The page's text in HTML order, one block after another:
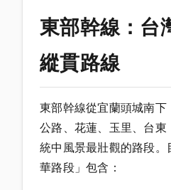
東部幹線：台
縱貫路線
東部幹線從宜蘭頭城南
公路、花蓮、玉里、台東
統中風景最壯觀的路段
華路段」包含：